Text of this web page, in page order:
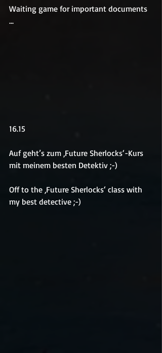
Waiting game for important documents
...
16.15
Auf geht’s zum ‚Future Sherlocks‘-Kurs
mit meinem besten Detektiv ;-)
Off to the ‚Future Sherlocks‘ class with
my best detective ;-)